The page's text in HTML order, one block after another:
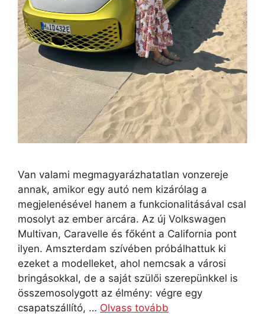
Van valami megmagyarázhatatlan vonzereje
annak, amikor egy autó nem kizárólag a
megjelenésével hanem a funkcionalitásával csal
mosolyt az ember arcára. Az új Volkswagen
Multivan, Caravelle és főként a California pont
ilyen. Amszterdam szívében próbálhattuk ki
ezeket a modelleket, ahol nemcsak a városi
bringásokkal, de a saját szülői szerepünkkel is
összemosolygott az élmény: végre egy
csapatszállító, … Olvass tovább